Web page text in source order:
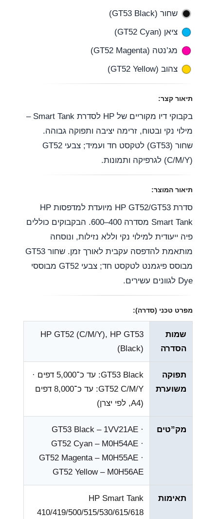
p
k
m
שחור (GT53 Black)
ציאן (GT52 Cyan)
מג’נטה (GT52 Magenta)
צהוב (GT52 Yellow)
תיאור קצר:
בקבוקי דיו מקוריים של HP לסדרת Smart Tank –
מילוי נקי ובטוח, זרימה יציבה ותפוקה גבוהה.
שחור (GT53) לטקסט חד ועמיד; צבעי GT52
(C/M/Y) לגרפיקה ותמונות.
תיאור המוצר:
סדרת HP GT52/GT53 מיועדת למדפסות HP
Smart Tank מסדרה 400–600. הבקבוקים כוללים
פיה ייעודית למילוי נקי וללא נזילות, ונוסחה
מותאמת להדפסה עקבית לאורך זמן. שחור GT53
מבוסס פיגמנט לטקסט חד; צבעי GT52 מבוססי
Dye לגוונים עשירים.
מפרט טכני (סדרה):
שמות
הסדרה
HP GT52 (C/M/Y), HP GT53
(Black)
תפוקה
משוערת
GT53 Black: עד כ־5,000 דפים ·
GT52 C/M/Y: עד כ־8,000 דפים
(A4, לפי יצרן)
מק”טים
GT53 Black – 1VV21AE ·
GT52 Cyan – M0H54AE ·
GT52 Magenta – M0H55AE ·
GT52 Yellow – M0H56AE
תאימות
HP Smart Tank
410/419/500/515/530/615/618